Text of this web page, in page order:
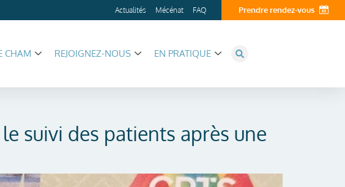
Actualités Mécénat FAQ Prendre rendez-vous
CHAM REJOIGNEZ-NOUS EN PRATIQUE
suivi des patients après une